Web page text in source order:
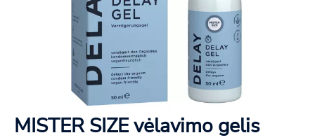
MISTER SIZE vėlavimo gelis